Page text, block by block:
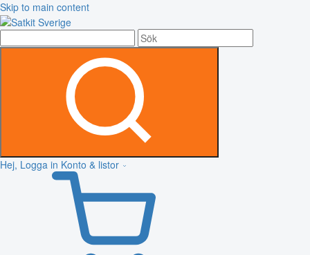
Skip to main content
Hej, Logga in Konto & listor